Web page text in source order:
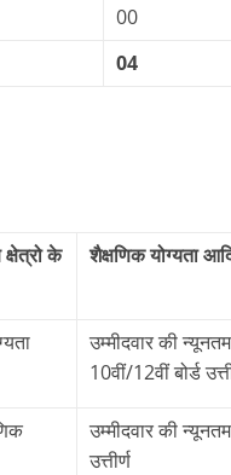
00
04
के
शैक्षणिक योग्यता
उम्मीदवार की
10वीं/12वीं बोर्ड
उम्मीदवार की
उत्तीर्ण